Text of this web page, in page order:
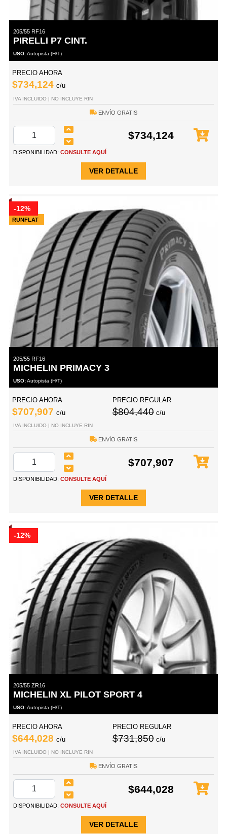
205/55 RF16
PIRELLI P7 CINT.
USO:Autopista (H/T)
PRECIO AHORA
$734,124 c/u
IVA INCLUIDO | NO INCLUYE RIN
ENVÍO GRATIS
$734,124
DISPONIBILIDAD: CONSULTE AQUÍ
VER DETALLE
RUNFLAT
-12%
205/55 RF16
MICHELIN PRIMACY 3
USO:Autopista (H/T)
PRECIO AHORA
$707,907 c/u
PRECIO REGULAR
$804,440 c/u
IVA INCLUIDO | NO INCLUYE RIN
ENVÍO GRATIS
$707,907
DISPONIBILIDAD: CONSULTE AQUÍ
VER DETALLE
-12%
205/55 ZR16
MICHELIN XL PILOT SPORT 4
USO:Autopista (H/T)
PRECIO AHORA
$644,028 c/u
PRECIO REGULAR
$731,850 c/u
IVA INCLUIDO | NO INCLUYE RIN
ENVÍO GRATIS
$644,028
DISPONIBILIDAD: CONSULTE AQUÍ
VER DETALLE